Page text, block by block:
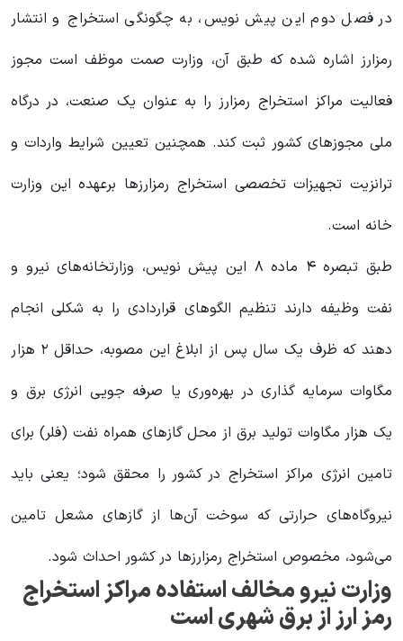
در فصل دوم این پیش نویس، به چگونگی استخراج و انتشار
رمزارز اشاره شده که طبق آن، وزارت صمت موظف است مجوز
فعالیت مراکز استخراج رمزارز را به عنوان یک صنعت، در درگاه
ملی مجوز‌های کشور ثبت کند. همچنین تعیین شرایط واردات و
ترانزیت تجهیزات تخصصی استخراج رمزارز‌ها برعهده این وزارت
خانه است.
طبق تبصره ۴ ماده ۸ این پیش نویس، وزارتخانه‌های نیرو و
نفت وظیفه دارند تنظیم الگوهای قراردادی را به شکلی انجام
دهند که ظرف یک سال پس از ابلاغ این مصوبه، حداقل ۲ هزار
مگاوات سرمایه گذاری در بهره‌وری یا صرفه جویی انرژی برق و
یک هزار مگاوات تولید برق از محل گازهای همراه نفت (فلر) برای
تامین انرژی مراکز استخراج در کشور را محقق شود؛ یعنی باید
نیروگاه‌های حرارتی که سوخت آن‌ها از گازهای مشعل تامین
می‌شود، مخصوص استخراج رمزارزها در کشور احداث شود.
وزارت نیرو مخالف استفاده مراکز استخراج
رمز ارز از برق شهری است